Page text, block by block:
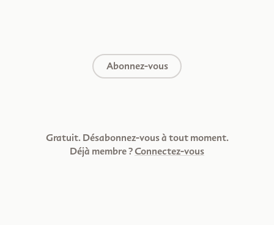
Abonnez-vous
Gratuit. Désabonnez-vous à tout moment.
Déjà membre ?Connectez-vous